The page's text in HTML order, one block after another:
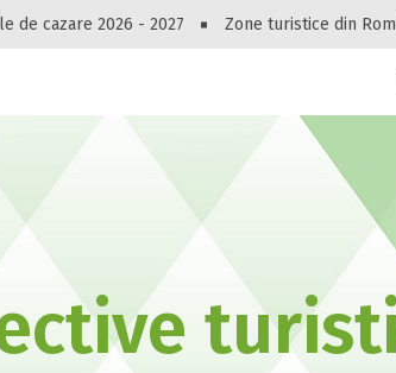
de cazare 2026 - 2027 Zone turistice din
Peste 10549 oferte de
pensiuni, vile, apartamente
cel mai bun preț.